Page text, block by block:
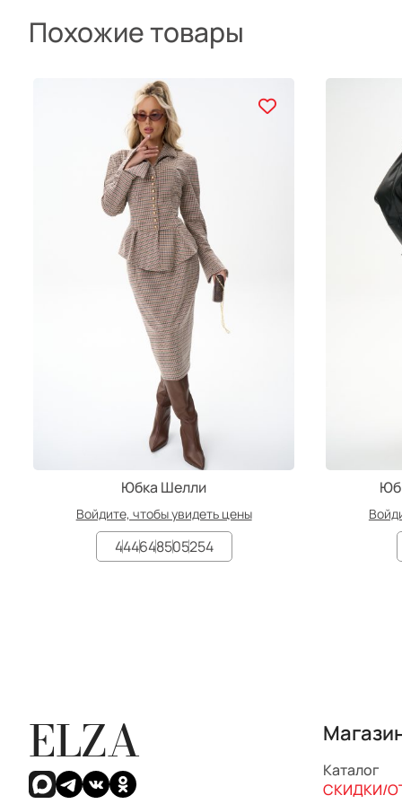
Похожие товары
Юбка Шелли
Войдите, чтобы увидеть цены
444648505254
ELZA
Каталог
СКИДКИ/